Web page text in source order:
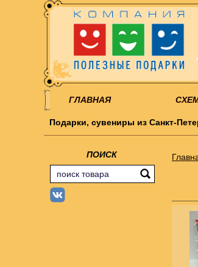
ГЛАВНАЯ
Подарки, сувениры из Санкт-
ПОИСК